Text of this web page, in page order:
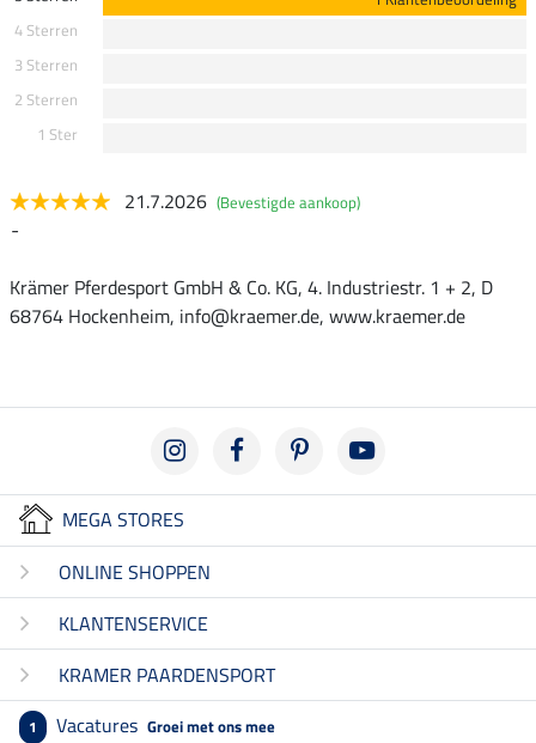
4 Sterren
3 Sterren
2 Sterren
1 Ster
21.7.2026 (Bevestigde aankoop)
-
Krämer Pferdesport GmbH & Co. KG, 4. Industriestr. 1 + 2, D
68764 Hockenheim, info@kraemer.de, www.kraemer.de
MEGA STORES
ONLINE SHOPPEN
KLANTENSERVICE
KRAMER PAARDENSPORT
1 Vacatures Groei met ons mee